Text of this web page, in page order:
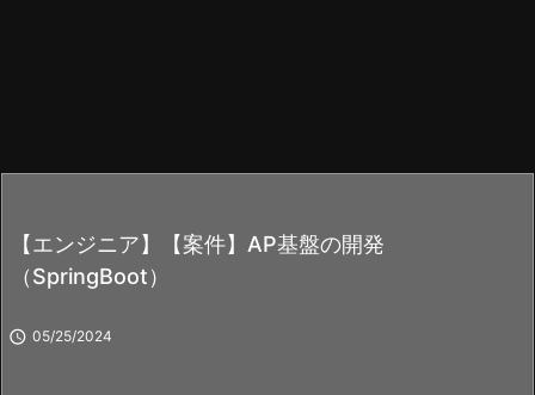
【エンジニア】【案件】AP基盤の開発
（SpringBoot）
 05/25/2024